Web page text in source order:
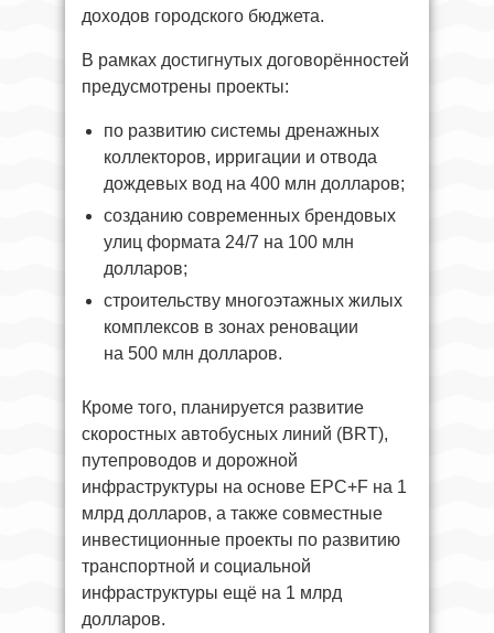
доходов городского бюджета.
В рамках достигнутых договорённостей
предусмотрены проекты:
по развитию системы дренажных
коллекторов, ирригации и отвода
дождевых вод на 400 млн долларов;
созданию современных брендовых
улиц формата 24/7 на 100 млн
долларов;
строительству многоэтажных жилых
комплексов в зонах реновации
на 500 млн долларов.
Кроме того, планируется развитие
скоростных автобусных линий (BRT),
путепроводов и дорожной
инфраструктуры на основе EPC+F на 1
млрд долларов, а также совместные
инвестиционные проекты по развитию
транспортной и социальной
инфраструктуры ещё на 1 млрд
долларов.